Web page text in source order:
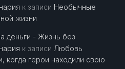
к записи Необычные
жизни
деньги - Жизнь без
к записи Любовь
когда герои находили свою